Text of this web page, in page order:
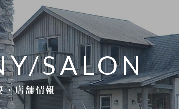
SALON
・店舗情報